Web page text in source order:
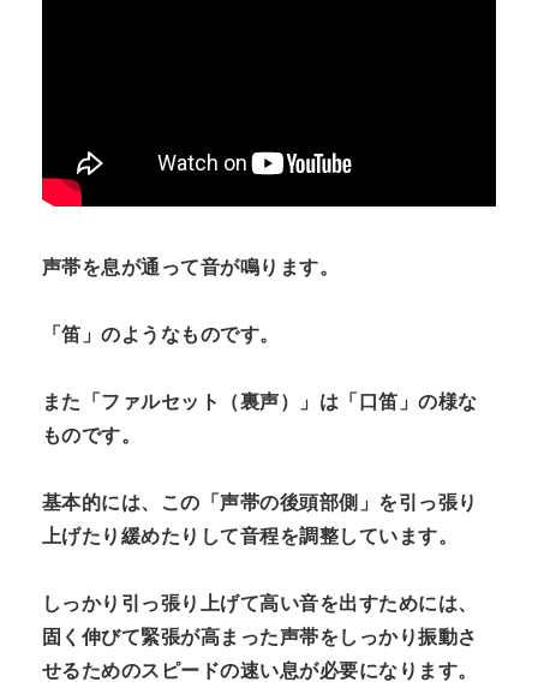
声帯を息が通って音が鳴ります。
「笛」のようなものです。
また「ファルセット（裏声）」は「口笛」の様な
ものです。
基本的には、この「声帯の後頭部側」を引っ張り
上げたり緩めたりして音程を調整しています。
しっかり引っ張り上げて高い音を出すためには、
固く伸びて緊張が高まった声帯をしっかり振動さ
せるためのスピードの速い息が必要になります。